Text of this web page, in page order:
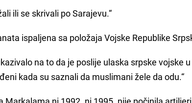
ili se skrivali po Sarajevu.“
ispaljena sa položaja Vojske Republike
na to da je poslije ulaska srpske vojske
kada su saznali da muslimani žele da odu.“